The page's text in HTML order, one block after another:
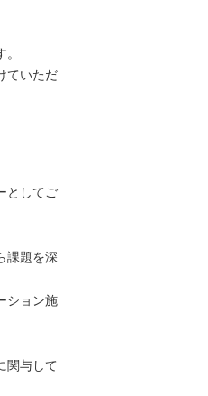
ていただ
としてご
課題を深
ション施
関与して